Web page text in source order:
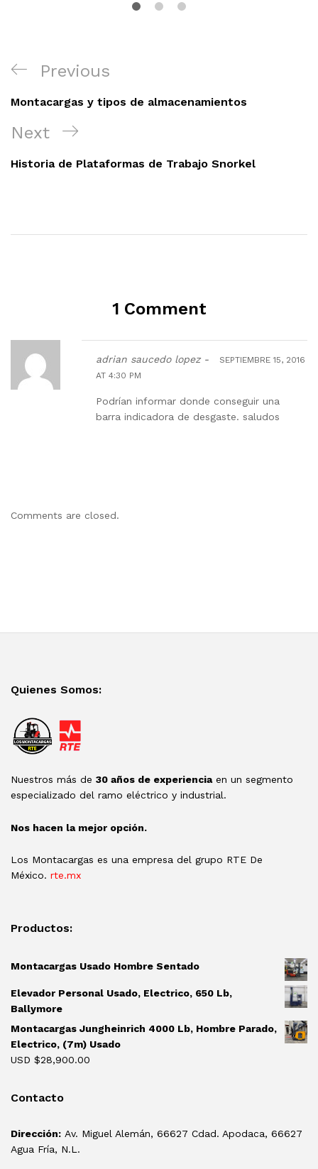
Navegación
entradas
Previous
Post
Previous
Montacargas y tipos de almacenamientos
Next
Post
Next
Historia de Plataformas de Trabajo Snorkel
1 Comment
adrian saucedo lopez -
SEPTIEMBRE 15, 2016
AT 4:30 PM
Podrían informar donde conseguir una
barra indicadora de desgaste. saludos
Comments are closed.
Quienes Somos:
Nuestros más de 30 años de experienciaen un segmento
especializado del ramo eléctrico y industrial.
Nos hacen la mejor opción.
Los Montacargas es una empresa del grupo RTE De
México. rte.mx
Productos:
Montacargas Usado Hombre Sentado
Elevador Personal Usado, Electrico, 650 Lb,
Ballymore
Montacargas Jungheinrich 4000 Lb, Hombre Parado,
Electrico, (7m) Usado
USD $28,900.00
Contacto
Dirección: Av. Miguel Alemán, 66627 Cdad. Apodaca, 66627
Agua Fría, N.L.